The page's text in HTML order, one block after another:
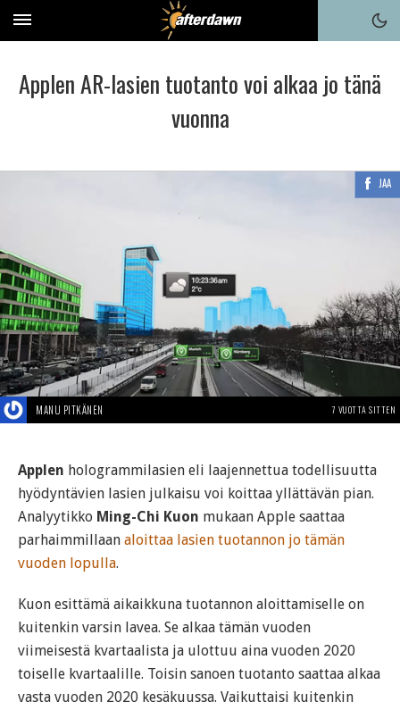
Applen AR-lasien tuotanto voi alkaa jo tänä
vuonna
JAA
MANU PITKÄNEN 7 VUOTTA SITTEN
Applen hologrammilasien eli laajennettua todellisuutta
hyödyntävien lasien julkaisu voi koittaa yllättävän pian.
Analyytikko Ming-Chi Kuon mukaan Apple saattaa
parhaimmillaan aloittaa lasien tuotannon jo tämän
vuoden lopulla.
Kuon esittämä aikaikkuna tuotannon aloittamiselle on
kuitenkin varsin lavea. Se alkaa tämän vuoden
viimeisestä kvartaalista ja ulottuu aina vuoden 2020
toiselle kvartaalille. Toisin sanoen tuotanto saattaa alkaa
vasta vuoden 2020 kesäkuussa. Vaikuttaisi kuitenkin